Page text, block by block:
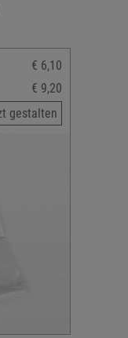
€ 6,10
€ 9,20
gestalten